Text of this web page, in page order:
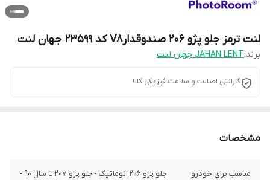
لنت ترمز جلو پژو 206 صندوقدارV8 کد 23599 جهان لنت
برند:JAHAN LENT جهان لنت
گارانتی اصالت و سلامت فیزیکی کالا
مشخصات
مناسب برای خودرو
جلو پژو 206 اتوماتیک - جلو پژو 207 تا سال 90 -